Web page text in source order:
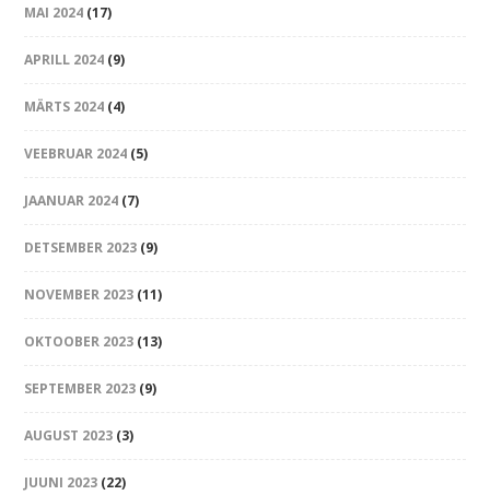
MAI 2024 (17)
APRILL 2024 (9)
MÄRTS 2024 (4)
VEEBRUAR 2024 (5)
JAANUAR 2024 (7)
DETSEMBER 2023 (9)
NOVEMBER 2023 (11)
OKTOOBER 2023 (13)
SEPTEMBER 2023 (9)
AUGUST 2023 (3)
JUUNI 2023 (22)